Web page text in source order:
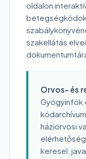
oldalon
szakellátás
Orvos- és
Gyógyinfók
háziorvosi
keresel,